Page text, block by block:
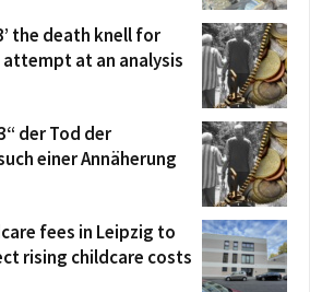
the death knell for
at an analysis
der Tod der
einer Annäherung
fees in Leipzig to
rising childcare costs